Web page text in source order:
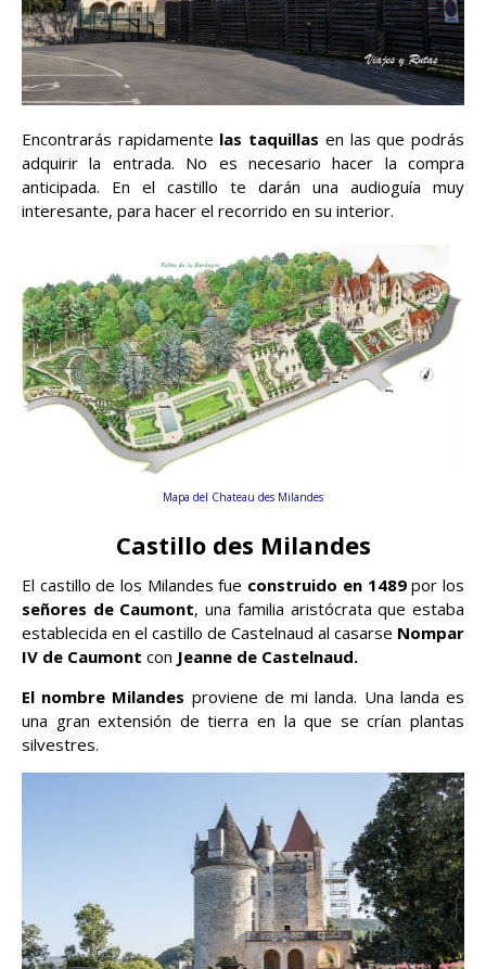
Encontrarás rapidamente las taquillas en las que podrás
adquirir la entrada. No es necesario hacer la compra
anticipada. En el castillo te darán una audioguía muy
interesante, para hacer el recorrido en su interior.
Mapa del Chateau des Milandes
Castillo des Milandes
El castillo de los Milandes fue construido en 1489por los
señores de Caumont, una familia aristócrata que estaba
establecida en el castillo de Castelnaud al casarse Nompar
IV de Caumont con Jeanne de Castelnaud.
El nombre Milandes proviene de mi landa. Una landa es
una gran extensión de tierra en la que se crían plantas
silvestres.